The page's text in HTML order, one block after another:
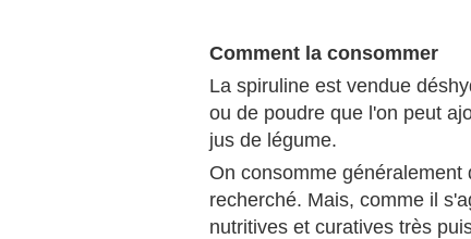
Comment la consommer
La spiruline est vendue
ou de poudre que l'on peut
jus de légume.
On consomme
recherché. Mais, comme il
nutritives et curatives très